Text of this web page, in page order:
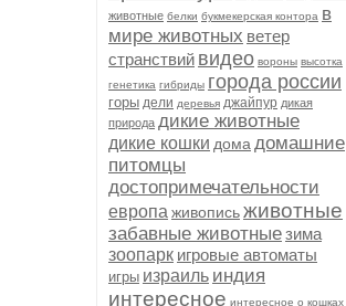
животные белки букмекерская контора в
мире животных ветер
странствий видео вороны высотка
генетика гибриды города россии
горы дели деревья джайпур дикая
природа дикие животные
дикие кошки дома домашние
питомцы
достопримечательности
европа живописьживотные
забавные животныезима
зоопарк игровые автоматы
игры израиль индия
интересное интересное о кошках